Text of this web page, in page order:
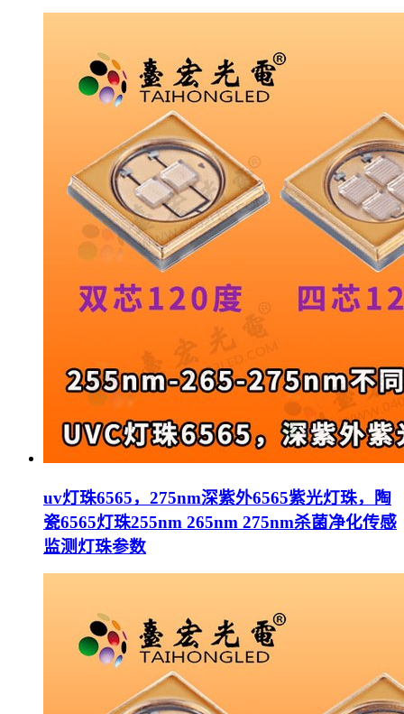
uv灯珠6565，275nm深紫外6565紫光灯珠，陶
瓷6565灯珠255nm 265nm 275nm杀菌净化传感
监测灯珠参数